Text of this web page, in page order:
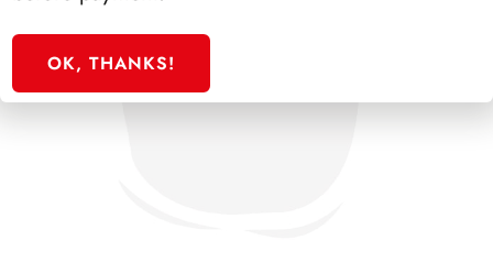
OK, THANKS!